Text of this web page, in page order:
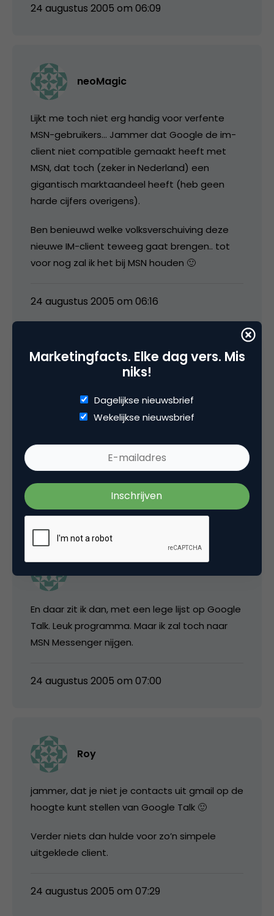
24 augustus 2005 om 06:09
neoMagic
Lijkt me toch niet erg handig voor verfente
MSN-gebruikers… Jammer dat Google de im-
client niet compatible gemaakt heeft met
MSN, dat toch (zeker in Nederland) een
gigantisch marktaandeel heeft (heb geen
harde cijfers overigens).
Ben benieuwd welke volksverschuiving deze
nieuwe IM-client teweeg gaat brengen.. tot
voor nog zal ik het bij MSN houden 🙂
24 augustus 2005 om 06:16
Robert Gaal
Ik mis de optie om m’n ge-exporteerde
contactenlijst van MSN te importeren. Nogal
een karwei om die stuk voor stuk toe te
24 augustus 2005 om 06:38
Støf
En daar zit ik dan, met een lege lijst op Google
Talk. Leuk programma. Maar ik zal toch naar
MSN Messenger nijgen.
24 augustus 2005 om 07:00
Roy
jammer, dat je niet je contacts uit gmail op de
hoogte kunt stellen van Google Talk 🙂
Verder niets dan hulde voor zo’n simpele
uitgeklede client.
24 augustus 2005 om 07:29
Marketingfacts. Elke dag vers. Mis
niks!
Dagelijkse nieuwsbrief
Wekelijkse nieuwsbrief